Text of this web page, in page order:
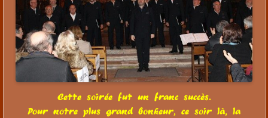
Cette soirée fut un franc succès.
Pour notre plus grand bonheur, ce soir là, la